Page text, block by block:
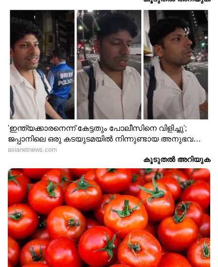
മെയ് 24- 1,16,640 രൂപ
മെയ് 25- 1,16,880 രൂപ